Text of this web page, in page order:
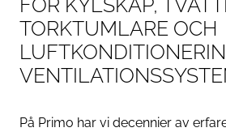
FÖR KYLSKÅP,
TORKTUMLARE OCH
På Primo har vi decennier av